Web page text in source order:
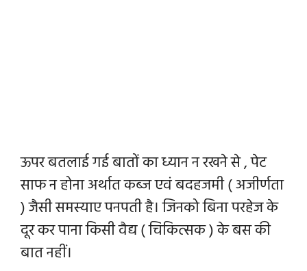
ऊपर बतलाई गई बातों का ध्यान नरखनेसे , पेट
साफ न होना अर्थात कब्ज एवं बदहजमी ( अजीर्णता
) जैसी समस्याए पनपती है। जिनको बिना परहेज के
दूर कर पाना किसी वैद्य ( चिकित्सक ) के बस की
बात नहीं।